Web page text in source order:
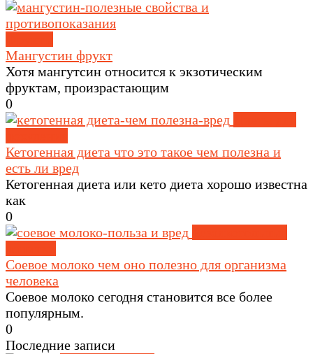
Мангустин фрукт
Хотя мангутсин относится к экзотическим
фруктам, произрастающим
0
Кетогенная диета что это такое чем полезна и
есть ли вред
Кетогенная диета или кето диета хорошо известна
как
0
Соевое молоко чем оно полезно для организма
человека
Соевое молоко сегодня становится все более
популярным.
0
Последние записи